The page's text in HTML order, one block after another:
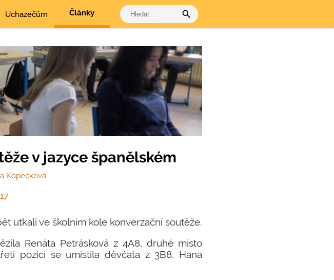
Uchazečům Články search
v jazyce španělském
Kopečková
utkali ve školním kole konverzační soutěže.
Renáta Petrásková z 4A8, druhé místo
pozici se umístila děvčata z 3B8, Hana